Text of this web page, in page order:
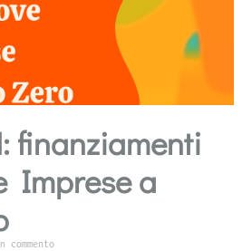
finanziamenti
Imprese a
commento